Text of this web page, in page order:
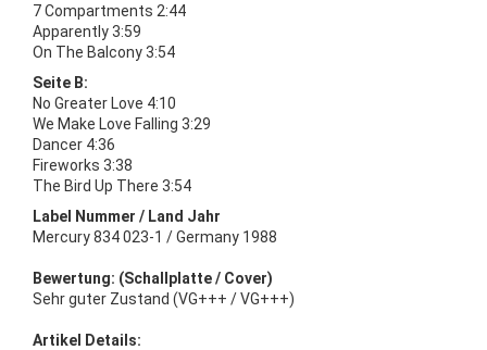
7 Compartments 2:44
Apparently 3:59
On The Balcony 3:54
Seite B:
No Greater Love 4:10
We Make Love Falling 3:29
Dancer 4:36
Fireworks 3:38
The Bird Up There 3:54
Label Nummer / Land Jahr
Mercury 834 023-1 / Germany 1988
Bewertung: (Schallplatte / Cover)
Sehr guter Zustand (VG+++ / VG+++)
Artikel Details: